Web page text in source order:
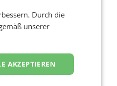
Durch die
unserer
AKZEPTIEREN